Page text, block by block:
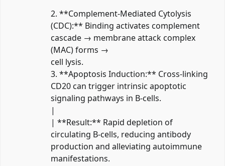
2. **Complement‑Mediated Cytolysis
(CDC):** Binding activates complement
cascade → membrane attack complex
(MAC) forms →
cell lysis.
3. **Apoptosis Induction:** Cross‑linking
CD20 can trigger intrinsic apoptotic
signaling pathways in B‑cells.
|
| **Result:** Rapid depletion of
circulating B‑cells, reducing antibody
production and alleviating autoimmune
manifestations.